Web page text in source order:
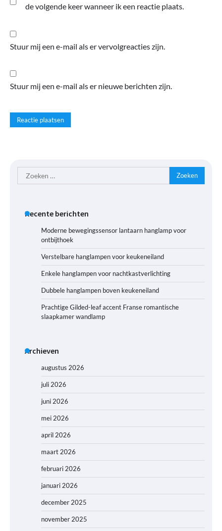
de volgende keer wanneer ik een reactie plaats.
Stuur mij een e-mail als er vervolgreacties zijn.
Stuur mij een e-mail als er nieuwe berichten zijn.
Zoeken
naar:
Recente berichten
Moderne bewegingssensor lantaarn hanglamp voor
ontbijthoek
Verstelbare hanglampen voor keukeneiland
Enkele hanglampen voor nachtkastverlichting
Dubbele hanglampen boven keukeneiland
Prachtige Gilded-leaf accent Franse romantische
slaapkamer wandlamp
Archieven
augustus 2026
juli 2026
juni 2026
mei 2026
april 2026
maart 2026
februari 2026
januari 2026
december 2025
november 2025